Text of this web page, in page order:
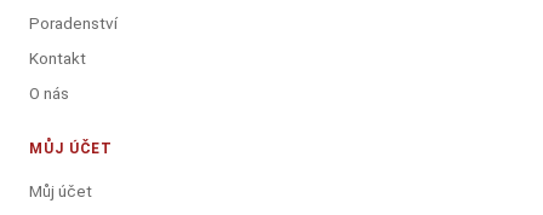
Poradenství
Kontakt
O nás
MŮJ ÚČET
Můj účet